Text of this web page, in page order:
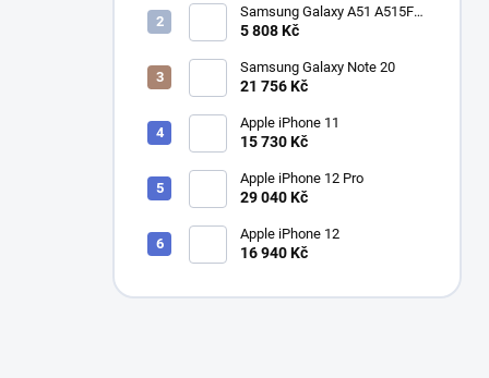
Samsung Galaxy A51 A515F
Dual SIM
5 808 Kč
Samsung Galaxy Note 20
21 756 Kč
Apple iPhone 11
15 730 Kč
Apple iPhone 12 Pro
29 040 Kč
Apple iPhone 12
16 940 Kč